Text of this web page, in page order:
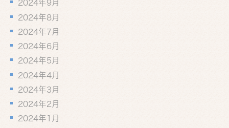
2024年9月
2024年8月
2024年7月
2024年6月
2024年5月
2024年4月
2024年3月
2024年2月
2024年1月